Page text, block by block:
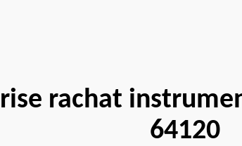
rachat
64120